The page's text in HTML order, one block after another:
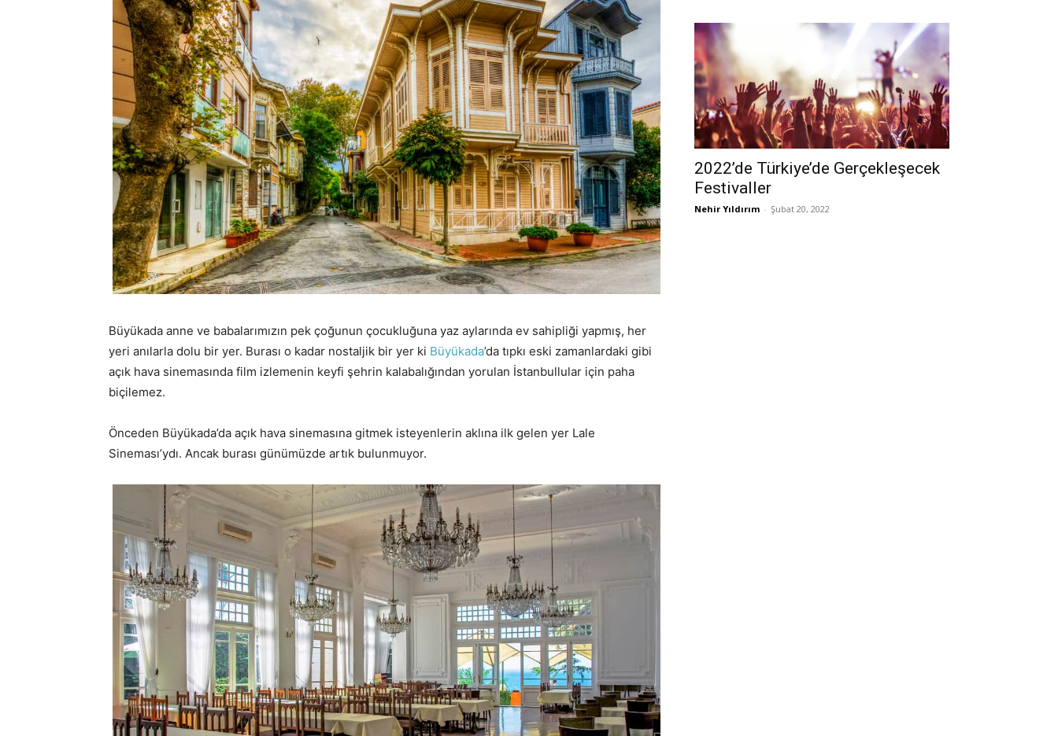
Büyükada anne ve babalarımızın pek çoğunun çocukluğuna yaz aylarında ev sahipliği yapmış, her
yeri anılarla dolu bir yer. Burası o kadar nostaljik bir yer ki Büyükada’da tıpkı eski zamanlardaki gibi
açık hava sinemasında film izlemenin keyfi şehrin kalabalığından yorulan İstanbullular için paha
biçilemez.
Önceden Büyükada’da açık hava sinemasına gitmek isteyenlerin aklına ilk gelen yer Lale
Sineması’ydı. Ancak burası günümüzde artık bulunmuyor.
2022’de Türkiye’de Gerçekleşecek
Festivaller
Nehir Yıldırım - Şubat 20, 2022